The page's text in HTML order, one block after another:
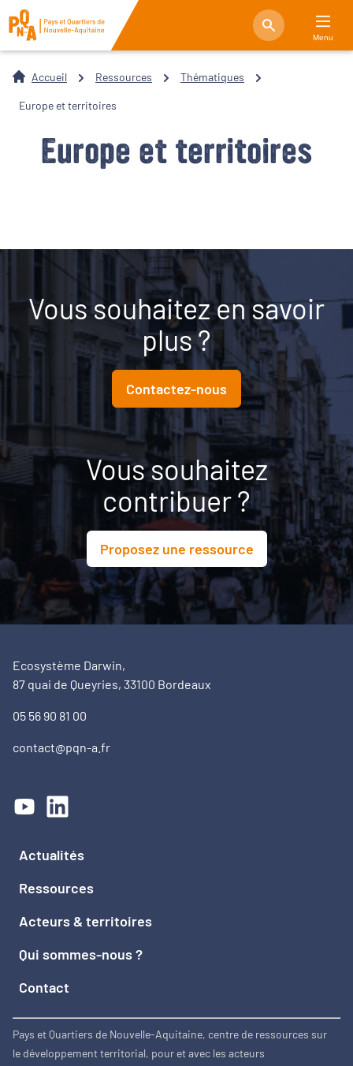
Menu
Accueil Ressources Thématiques
Europe et territoires
Europe et territoires
Vous souhaitez en savoir
plus ?
Contactez-nous
Vous souhaitez
contribuer ?
Proposez une ressource
Ecosystème Darwin,
87 quai de Queyries, 33100 Bordeaux
05 56 90 81 00
contact@pqn-a.fr
Actualités
Ressources
Acteurs & territoires
Qui sommes-nous ?
Contact
Pays et Quartiers de Nouvelle-Aquitaine, centre de ressources sur
le développement territorial, pour et avec les acteurs